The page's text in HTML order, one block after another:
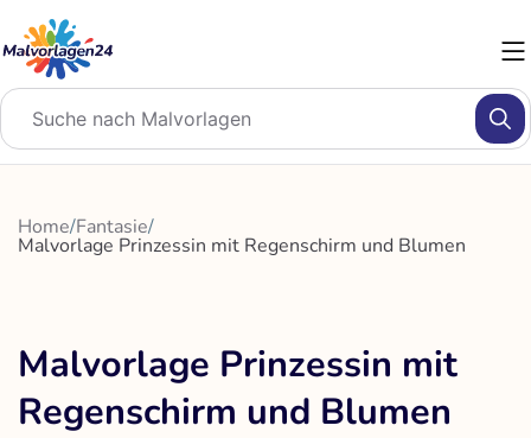
Inhalt
springen
Home/Fantasie/
Malvorlage Prinzessin mit Regenschirm und Blumen
Malvorlage Prinzessin mit
Regenschirm und Blumen